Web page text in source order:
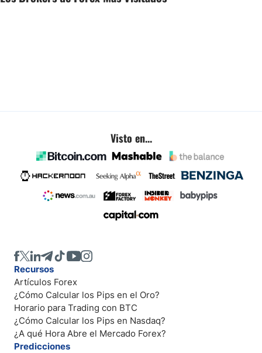
Visto en...
Recursos
Artículos Forex
¿Cómo Calcular los Pips en el Oro?
Horario para Trading con BTC
¿Cómo Calcular los Pips en Nasdaq?
¿A qué Hora Abre el Mercado Forex?
Predicciones